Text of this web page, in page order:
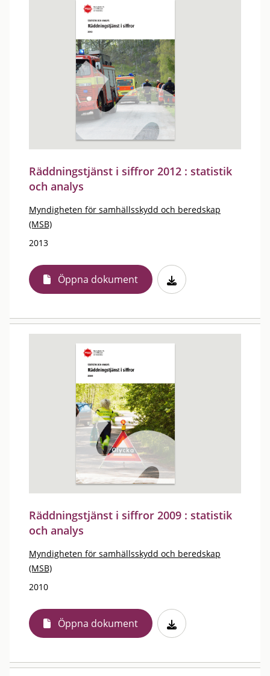
Räddningstjänst i siffror 2012 : statistik
och analys
Myndigheten för samhällsskydd och beredskap
(MSB)
2013
Öppna dokument
Räddningstjänst i siffror 2009 : statistik
och analys
Myndigheten för samhällsskydd och beredskap
(MSB)
2010
Öppna dokument